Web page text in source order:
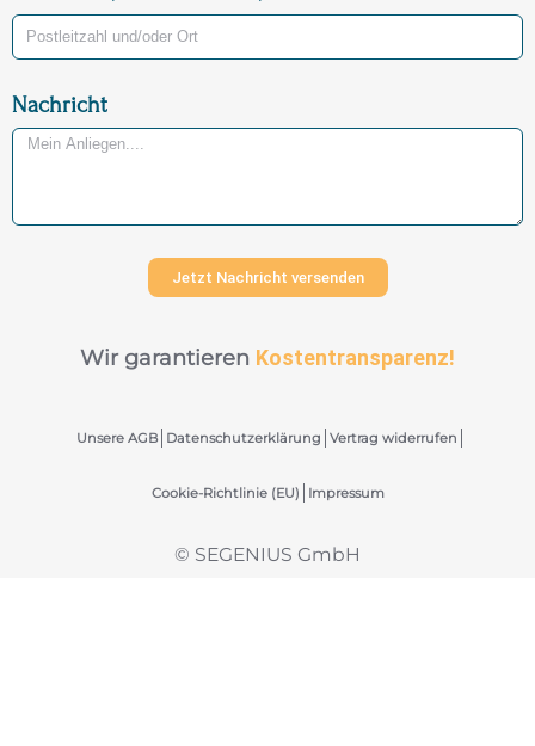
Nachricht
Jetzt Nachricht versenden
Wir garantieren Kostentransparenz!
Unsere AGB Datenschutzerklärung Vertrag widerrufen
Cookie-Richtlinie (EU) Impressum
© SEGENIUS GmbH